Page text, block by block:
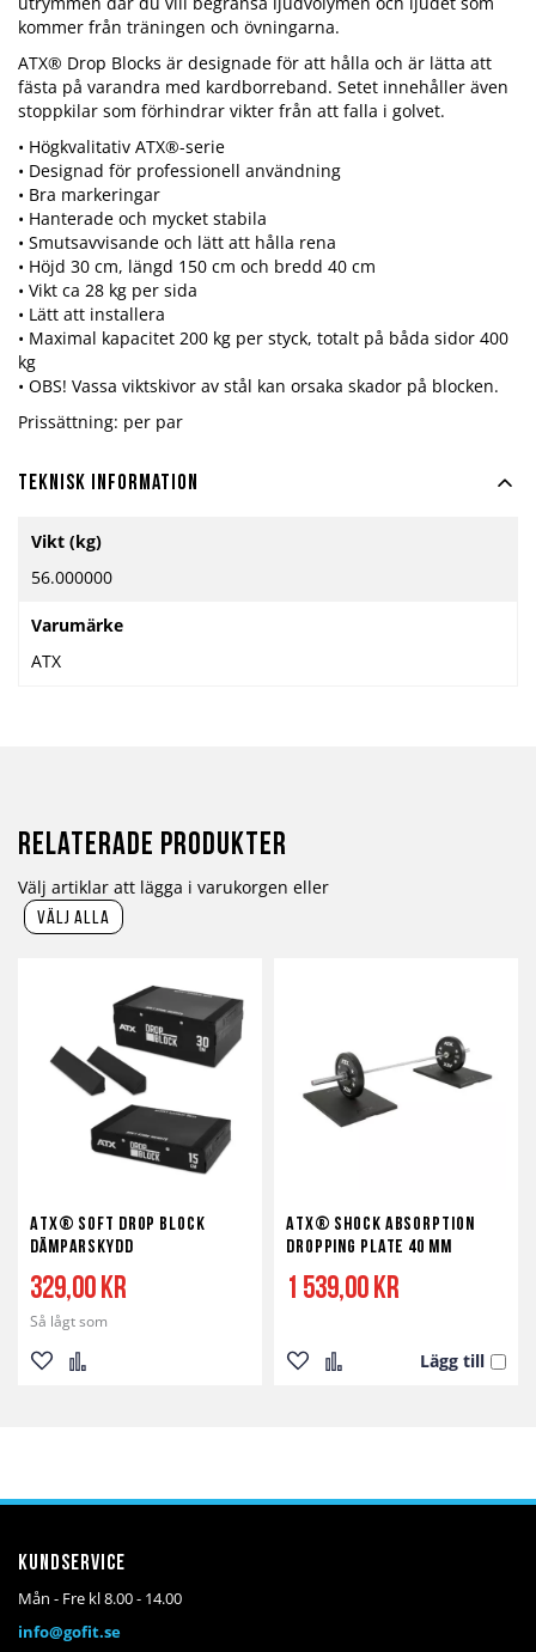
kommer från träningen och övningarna.
ATX® Drop Blocks är designade för att hålla och är lätta att
fästa på varandra med kardborreband. Setet innehåller även
stoppkilar som förhindrar vikter från att falla i golvet.
• Högkvalitativ ATX®-serie
• Designad för professionell användning
• Bra markeringar
• Hanterade och mycket stabila
• Smutsavvisande och lätt att hålla rena
• Höjd 30 cm, längd 150 cm och bredd 40 cm
• Vikt ca 28 kg per sida
• Lätt att installera
• Maximal kapacitet 200 kg per styck, totalt på båda sidor 400
kg
• OBS! Vassa viktskivor av stål kan orsaka skador på blocken.
Prissättning: per par
Teknisk information
information
Vikt (kg)
56.000000
Varumärke
ATX
Relaterade produkter
Välj artiklar att lägga i varukorgen eller
välj alla
ATX® Soft Drop Block
Dämparskydd
Så lågt som
329,00 kr
Lägg Lägg
ATX® Shock Absorption
Dropping Plate 40 mm
1 539,00 kr
Lägg till
Lägg Lägg
Kundservice
Mån - Fre kl 8.00 - 14.00
info@gofit.se